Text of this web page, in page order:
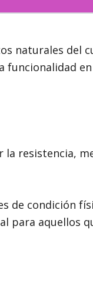
naturales del
funcionalidad
resistencia,
de condición
para aquellos